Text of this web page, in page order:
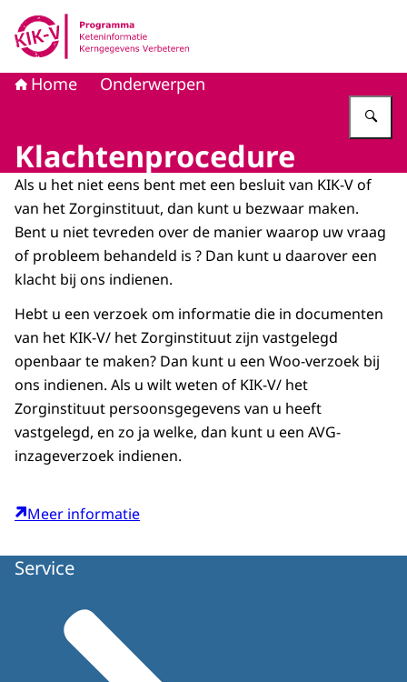
Naar de homepage van KIK-V
Home Onderwerpen
Klachtenprocedure
Als u het niet eens bent met een besluit van KIK-V of
van het Zorginstituut, dan kunt u bezwaar maken.
Bent u niet tevreden over de manier waarop uw vraag
of probleem behandeld is ? Dan kunt u daarover een
klacht bij ons indienen.
Hebt u een verzoek om informatie die in documenten
van het KIK-V/ het Zorginstituut zijn vastgelegd
openbaar te maken? Dan kunt u een Woo-verzoek bij
ons indienen. Als u wilt weten of KIK-V/ het
Zorginstituut persoonsgegevens van u heeft
vastgelegd, en zo ja welke, dan kunt u een AVG-
inzageverzoek indienen.
Meer informatie
Service